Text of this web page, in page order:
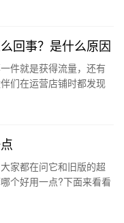
回事？是什么原因
件就是获得流量，还有
们在运营店铺时都发现
家都在问它和旧版的超
个好用一点?下面来看看